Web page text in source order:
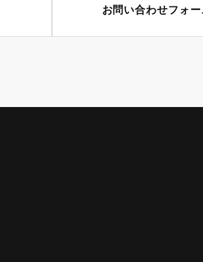
お問い合わせフォー